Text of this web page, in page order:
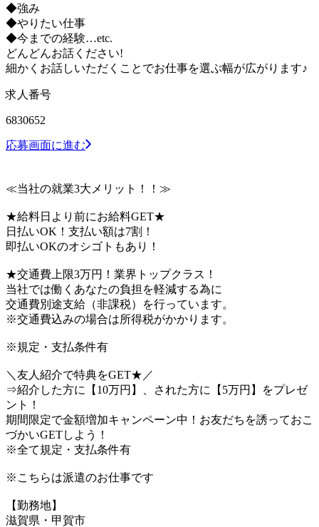
◆強み
◆やりたい仕事
◆今までの経験…etc.
どんどんお話ください!
細かくお話しいただくことでお仕事を選ぶ幅が広がります♪
求人番号
6830652
応募画面に進む
≪当社の就業3大メリット！！≫
★給料日より前にお給料GET★
日払いOK！支払い額は7割！
即払いOKのオシゴトもあり！
★交通費上限3万円！業界トップクラス！
当社では働くあなたの負担を軽減する為に
交通費別途支給（非課税）を行っています。
※交通費込みの場合は所得税がかかります。
※規定・支払条件有
＼友人紹介で特典をGET★／
⇒紹介した方に【10万円】、された方に【5万円】をプレゼ
ント！
期間限定で金額増加キャンペーン中！お友だちを誘っておこ
づかいGETしよう！
※全て規定・支払条件有
※こちらは派遣のお仕事です
【勤務地】
滋賀県・甲賀市